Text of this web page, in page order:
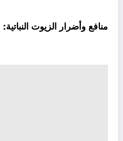
منافع وأضرار الزيوت النباتية: